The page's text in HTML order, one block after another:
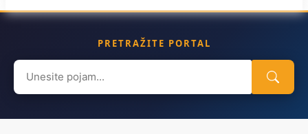
PRETRAŽITE PORTAL
Search
for: